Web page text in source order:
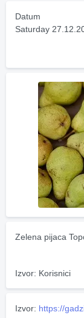
Datum
Saturday
Zelena pijaca
Izvor: Korisnici
Izvor: https://